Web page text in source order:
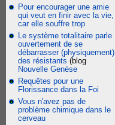
Pour encourager une amie
qui veut en finir avec la vie,
car elle souffre trop
Le système totalitaire parle
ouvertement de se
débarrasser (physiquement)
des résistants (blog
Nouvelle Genèse
Requêtes pour une
Florissance dans la Foi
Vous n'avez pas de
problème chimique dans le
cerveau